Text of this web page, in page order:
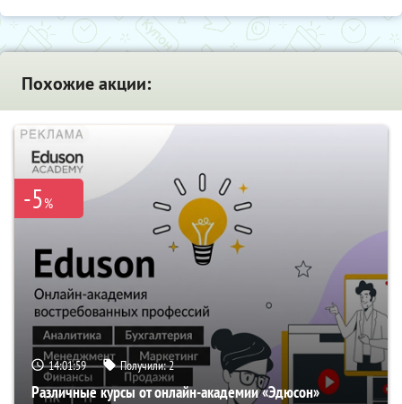
Похожие акции:
-5%
14:01:58 Получили:2
Различные курсы от онлайн-академии «Эдюсон»